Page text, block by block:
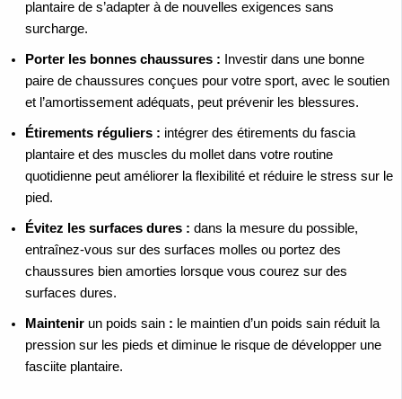
plantaire de s’adapter à de nouvelles exigences sans
surcharge.
Porter les bonnes chaussures : Investir dans une bonne
paire de chaussures conçues pour votre sport, avec le soutien
et l’amortissement adéquats, peut prévenir les blessures.
Étirements réguliers : intégrer des étirements du fascia
plantaire et des muscles du mollet dans votre routine
quotidienne peut améliorer la flexibilité et réduire le stress sur le
pied.
Évitez les surfaces dures : dans la mesure du possible,
entraînez-vous sur des surfaces molles ou portez des
chaussures bien amorties lorsque vous courez sur des
surfaces dures.
Maintenir un poids sain : le maintien d’un poids sain réduit la
pression sur les pieds et diminue le risque de développer une
fasciite plantaire.